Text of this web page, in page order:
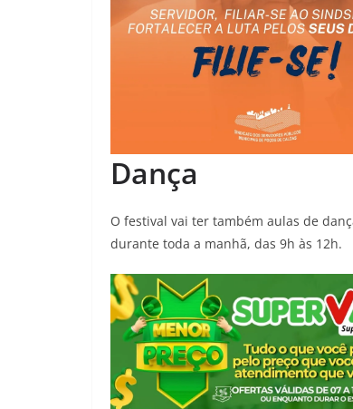
Dança
O festival vai ter também aulas de
durante toda a manhã, das 9h às 12h.